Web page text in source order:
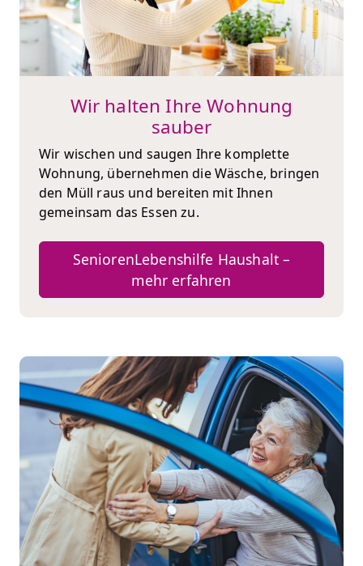
Wir halten Ihre Wohnung
sauber
Wir wischen und saugen Ihre komplette
Wohnung, übernehmen die Wäsche, bringen
den Müll raus und bereiten mit Ihnen
gemeinsam das Essen zu.
SeniorenLebenshilfe Haushalt –
mehr erfahren